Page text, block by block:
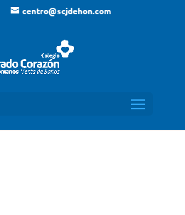
centro@scjdehon.com